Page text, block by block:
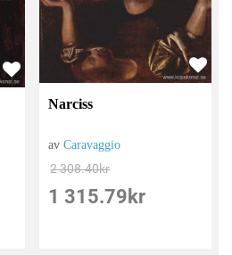
Narciss
avCaravaggio
2 308.40kr
1 315.79 kr